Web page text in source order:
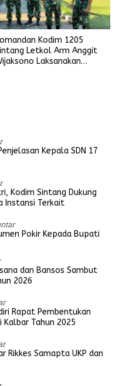
Kodim 1205
Letkol Arm Anggit
Laksanakan
Kepala SDN 17
Kodim Sintang Dukung
Instansi Terkait
Pokir Kepada Bupati
dan Bansos Sambut
2026
Rapat Pembentukan
Kalbar Tahun 2025
Rikkes Samapta UKP dan